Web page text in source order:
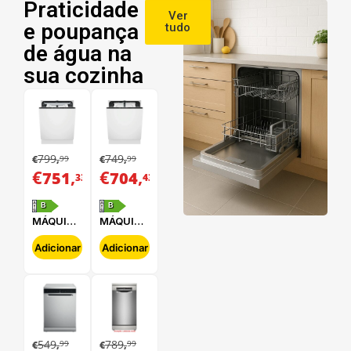
Praticidade
e poupança
de água na
sua cozinha
Ver
tudo
€799,99
€751,33
B
MÁQUINA
DE LAVAR
LOUÇA
ELECTROLUX
E62LB202S
Adicionar
€749,99
€704,43
B
MÁQUINA
DE LAVAR
LOUÇA
ELECTROLUX
E62LB100S
Adicionar
€549,99 €789,99